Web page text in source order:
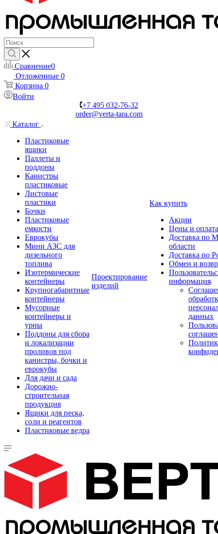
Сравнение0
Отложенные 0
Корзина 0
Войти
+7 495 032-76-32
order@verta-tara.com
Каталог
Пластиковые
ящики
Паллеты и
поддоны
Канистры
пластиковые
Листовые
пластики
Бочки
Пластиковые
емкости
Еврокубы
Мини АЗС для
дизельного
топлива
Изотермические
контейнеры
Крупногабаритные
контейнеры
Мусорные
контейнеры и
урны
Поддоны для сбора
и локализации
проливов под
канистры, бочки и
еврокубы
Для дачи и сада
Дорожно-
строительная
продукция
Ящики для песка,
соли и реагентов
Пластиковые ведра
Проектирование
изделий
Как купить
Акции
Цены и оплата
Доставка по
области
Доставка по
Обмен и
информация
данных